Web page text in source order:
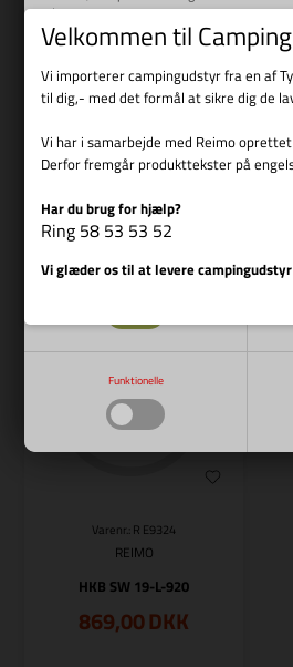
Læs mere
Nødvendige
Funktionelle
159,00DKK
Varenr.: R E9324
REIMO
HKB SW 19-L-920
869,00DKK
Velkommen til
Vi importerer campingudstyr fra en af
til dig,- med det formål at sikre dig de
Vi har i samarbejde med Reimo
Derfor fremgår produkttekster på
Har du brug for hjælp?
Ring 58 53 53 52
Vi glæder os til at levere